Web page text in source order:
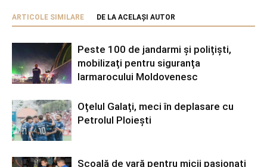
ARTICOLE SIMILARE DE LA ACELAȘI AUTOR
Peste 100 de jandarmi și polițiști,
mobilizați pentru siguranța
Iarmarocului Moldovenesc
Oțelul Galați, meci în deplasare cu
Petrolul Ploiești
Școală de vară pentru micii pasionați